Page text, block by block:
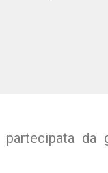
partecipata da